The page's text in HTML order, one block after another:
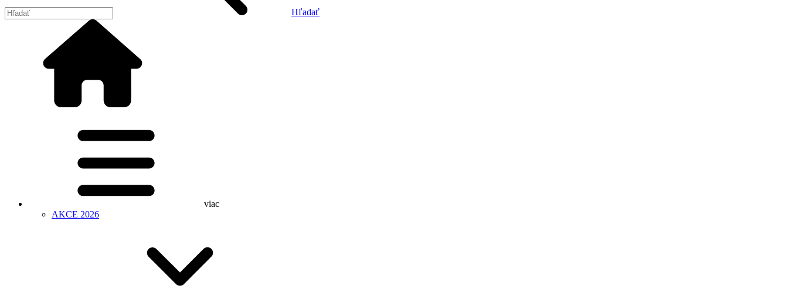
Hľadať
viac
AKCE 2026